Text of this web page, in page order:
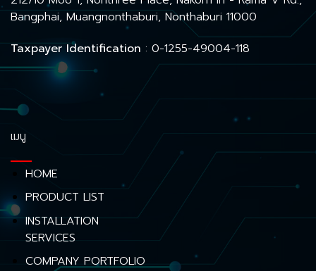
Bangphai, Muangnonthaburi, Nonthaburi 11000
Taxpayer Identification : 0-1255-49004-118
เมนู
HOME
PRODUCT LIST
INSTALLATION
SERVICES
COMPANY PORTFOLIO